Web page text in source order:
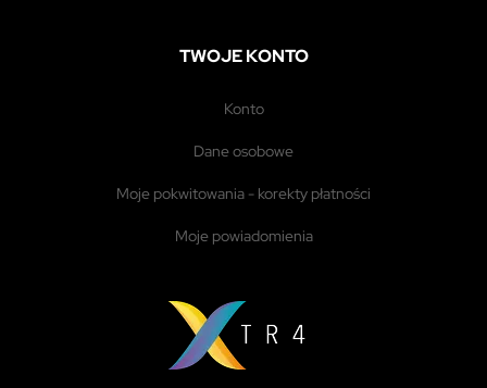
TWOJE KONTO
konto
dane osobowe
moje pokwitowania - korekty płatności
moje powiadomienia